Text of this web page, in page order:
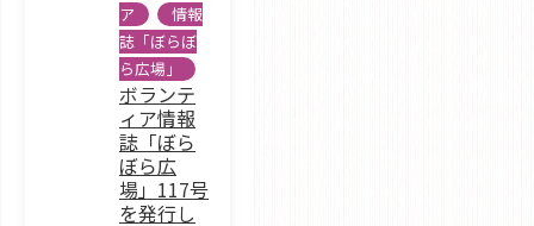
ア
,
情報
誌「ぼらぼ
ら広場」
ボランテ
ィア情報
誌「ぼら
ぼら広
場」117号
を発行し